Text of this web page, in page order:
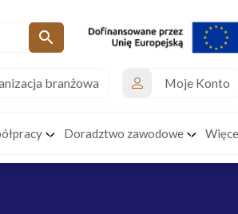
branżowa Moje Konto
Doradztwo zawodowe